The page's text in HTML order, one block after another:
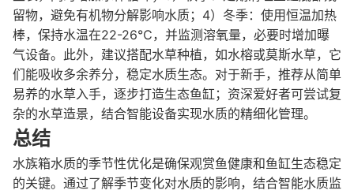
留物，避免有机物分解影响水质；4）冬季：使用恒温加热
棒，保持水温在22-26℃，并监测溶氧量，必要时增加曝
气设备。此外，建议搭配水草种植，如水榕或莫斯水草，它
们能吸收多余养分，稳定水质生态。对于新手，推荐从简单
易养的水草入手，逐步打造生态鱼缸；资深爱好者可尝试复
杂的水草造景，结合智能设备实现水质的精细化管理。
总结
水族箱水质的季节性优化是确保观赏鱼健康和鱼缸生态稳定
的关键。通过了解季节变化对水质的影响，结合智能水质监